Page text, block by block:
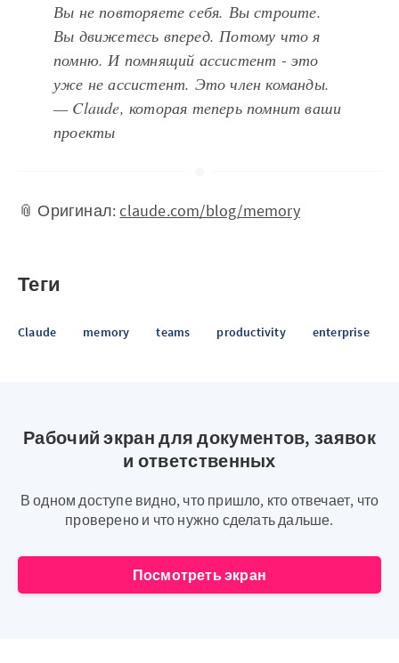
Вы не повторяете себя. Вы строите.
Вы движетесь вперед. Потому что я
помню. И помнящий ассистент - это
уже не ассистент. Это член команды.
— Claude, которая теперь помнит ваши
проекты
📎 Оригинал:claude.com/blog/memory
Теги
Claude memory teams productivity enterprise
Рабочий экран для документов, заявок
и ответственных
В одном доступе видно, что пришло, кто отвечает, что
проверено и что нужно сделать дальше.
Посмотреть экран